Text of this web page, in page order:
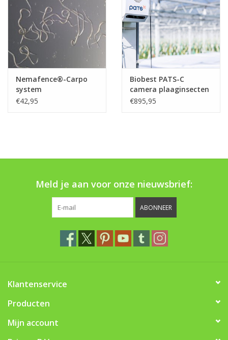
Nemafence®-Carpo
system
€42,95
Biobest PATS-C
camera plaaginsecten
monitoring
€895,95
Meld je aan voor onze nieuwsbrief:
ABONNEER
Klantenservice
Producten
Mijn account